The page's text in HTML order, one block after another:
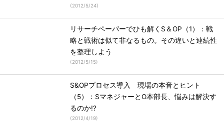
(2012/5/24)
リサーチペーパーでひも解くS＆OP（1）：戦
略と戦術は似て非なるもの。その違いと連続性
を整理しよう
(2012/5/15)
S&OPプロセス導入 現場の本音とヒント
（5）：SマネジャーとO本部長、悩みは解決す
るのか!?
(2012/4/19)